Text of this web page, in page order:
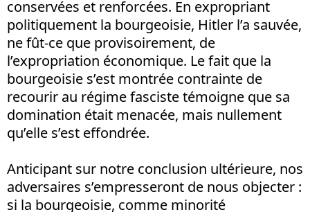
conservées et renforcées. En expropriant
politiquement la bourgeoisie, Hitler l’a sauvée,
ne fût-ce que provisoirement, de
l’expropriation économique. Le fait que la
bourgeoisie s’est montrée contrainte de
recourir au régime fasciste témoigne que sa
domination était menacée, mais nullement
qu’elle s’est effondrée.
Anticipant sur notre conclusion ultérieure, nos
adversaires s’empresseront de nous objecter :
si la bourgeoisie, comme minorité